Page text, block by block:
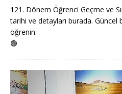
121. Dönem Öğrenci Geçme ve
tarihi ve detayları burada. Güncel
öğrenin.
🟢